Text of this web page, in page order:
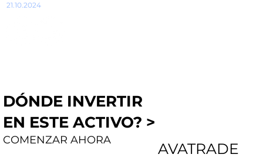
21.10.2024
DÓNDE INVERTIR
EN ESTE ACTIVO? >
COMENZAR AHORA
AVATRADE